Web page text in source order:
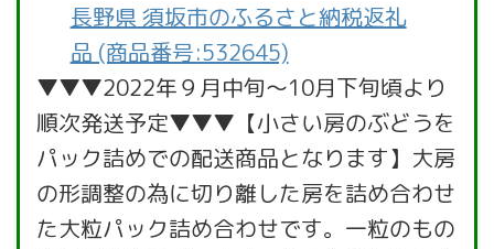
長野県 須坂市のふるさと納税返礼
品 (商品番号:532645)
▼▼▼2022年９月中旬～10月下旬頃より
順次発送予定▼▼▼【小さい房のぶどうを
パック詰めでの配送商品となります】大房
の形調整の為に切り離した房を詰め合わせ
た大粒パック詰め合わせです。一粒のもの